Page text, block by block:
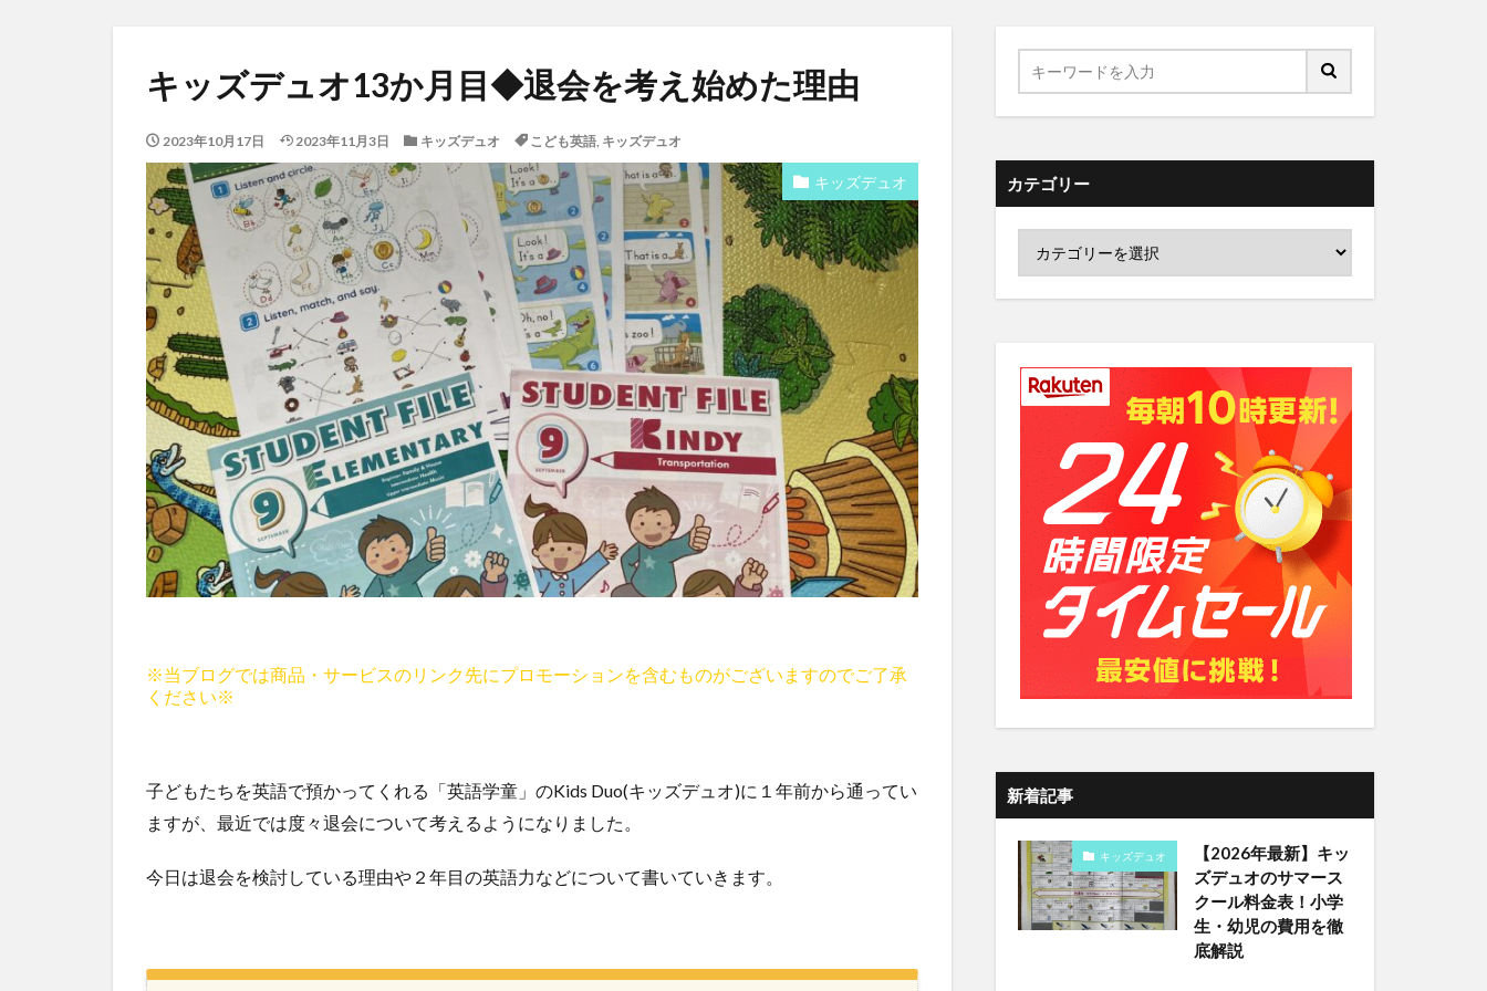
キッズデュオ13か月目◆退会を考え始めた理由
2023年10月17日 2023年11月3日 キッズデュオ こども英語, キッズデュオ
キッズデュオ
※当ブログでは商品・サービスのリンク先にプロモーションを含むものがございますのでご了承
ください※
子どもたちを英語で預かってくれる「英語学童」のKids Duo(キッズデュオ)に１年前から通ってい
ますが、最近では度々退会について考えるようになりました。
今日は退会を検討している理由や２年目の英語力などについて書いていきます。
カテゴリー
新着記事
キッズデュオ
【2026年最新】キッ
ズデュオのサマース
クール料金表！小学
生・幼児の費用を徹
底解説